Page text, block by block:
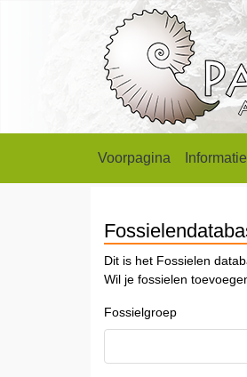
Voorpagina Informatie
Dit is het Fossielen
Wil je fossielen
Fossielgroep